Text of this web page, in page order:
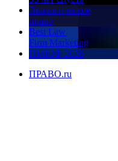
Экологическое
право
Best Law
Firm Marketing
ПМЮФ 2026
ПРАВО.ru